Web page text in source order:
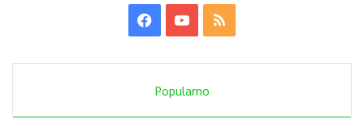
Popularno